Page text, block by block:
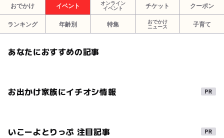
おでかけ イベント
オンライン
イベント
チケット クーポン
ランキング 年齢別 特集
おでかけ
ニュース
子育て
あなたにおすすめの記事
お出かけ家族にイチオシ情報
いこーよとりっぷ 注目記事